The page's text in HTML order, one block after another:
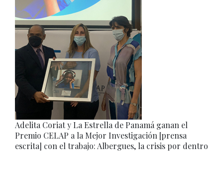
Adelita Coriat y La Estrella de Panamá ganan el
Premio CELAP a la Mejor Investigación [prensa
escrita] con el trabajo: Albergues, la crisis por dentro